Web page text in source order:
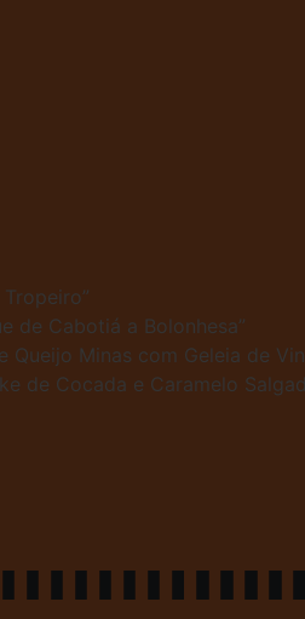
de Cabotiá a Bolonhesa”
Minas com Geleia de
de Cocada e Caramelo